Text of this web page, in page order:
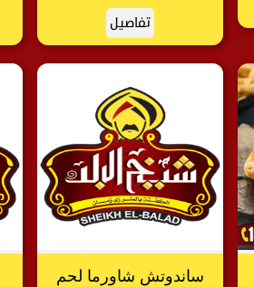
تفاصيل
ساندوتش شاورما لحم